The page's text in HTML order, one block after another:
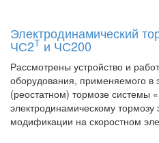
Электродинамический
ЧС2Т и ЧС200
Рассмотрены устройство и
оборудования, применяемого в
(реостатном) тормозе системы
электродинамическому тормозу
модификации на скоростном